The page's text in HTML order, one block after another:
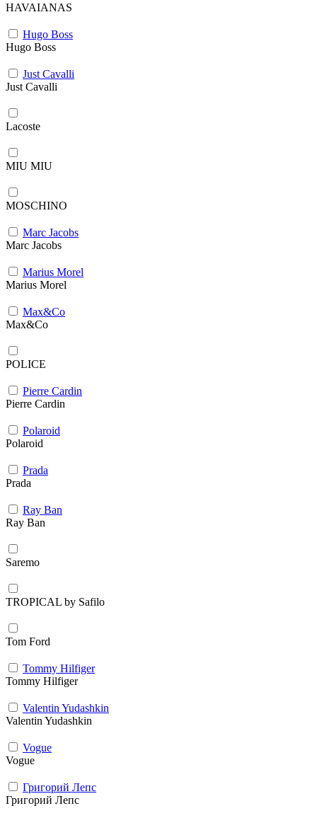
HAVAIANAS
Hugo Boss
Hugo Boss
Just Cavalli
Just Cavalli
Lacoste
MIU MIU
MOSCHINO
Marc Jacobs
Marc Jacobs
Marius Morel
Marius Morel
Max&Co
Max&Co
POLICE
Pierre Cardin
Pierre Cardin
Polaroid
Polaroid
Prada
Prada
Ray Ban
Ray Ban
Saremo
TROPICAL by Safilo
Tom Ford
Tommy Hilfiger
Tommy Hilfiger
Valentin Yudashkin
Valentin Yudashkin
Vogue
Vogue
Григорий Лепс
Григорий Лепс